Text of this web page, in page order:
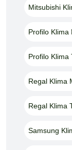
Mitsubishi
Profilo Klima
Profilo Klima
Regal Klima
Regal Klima
Samsung